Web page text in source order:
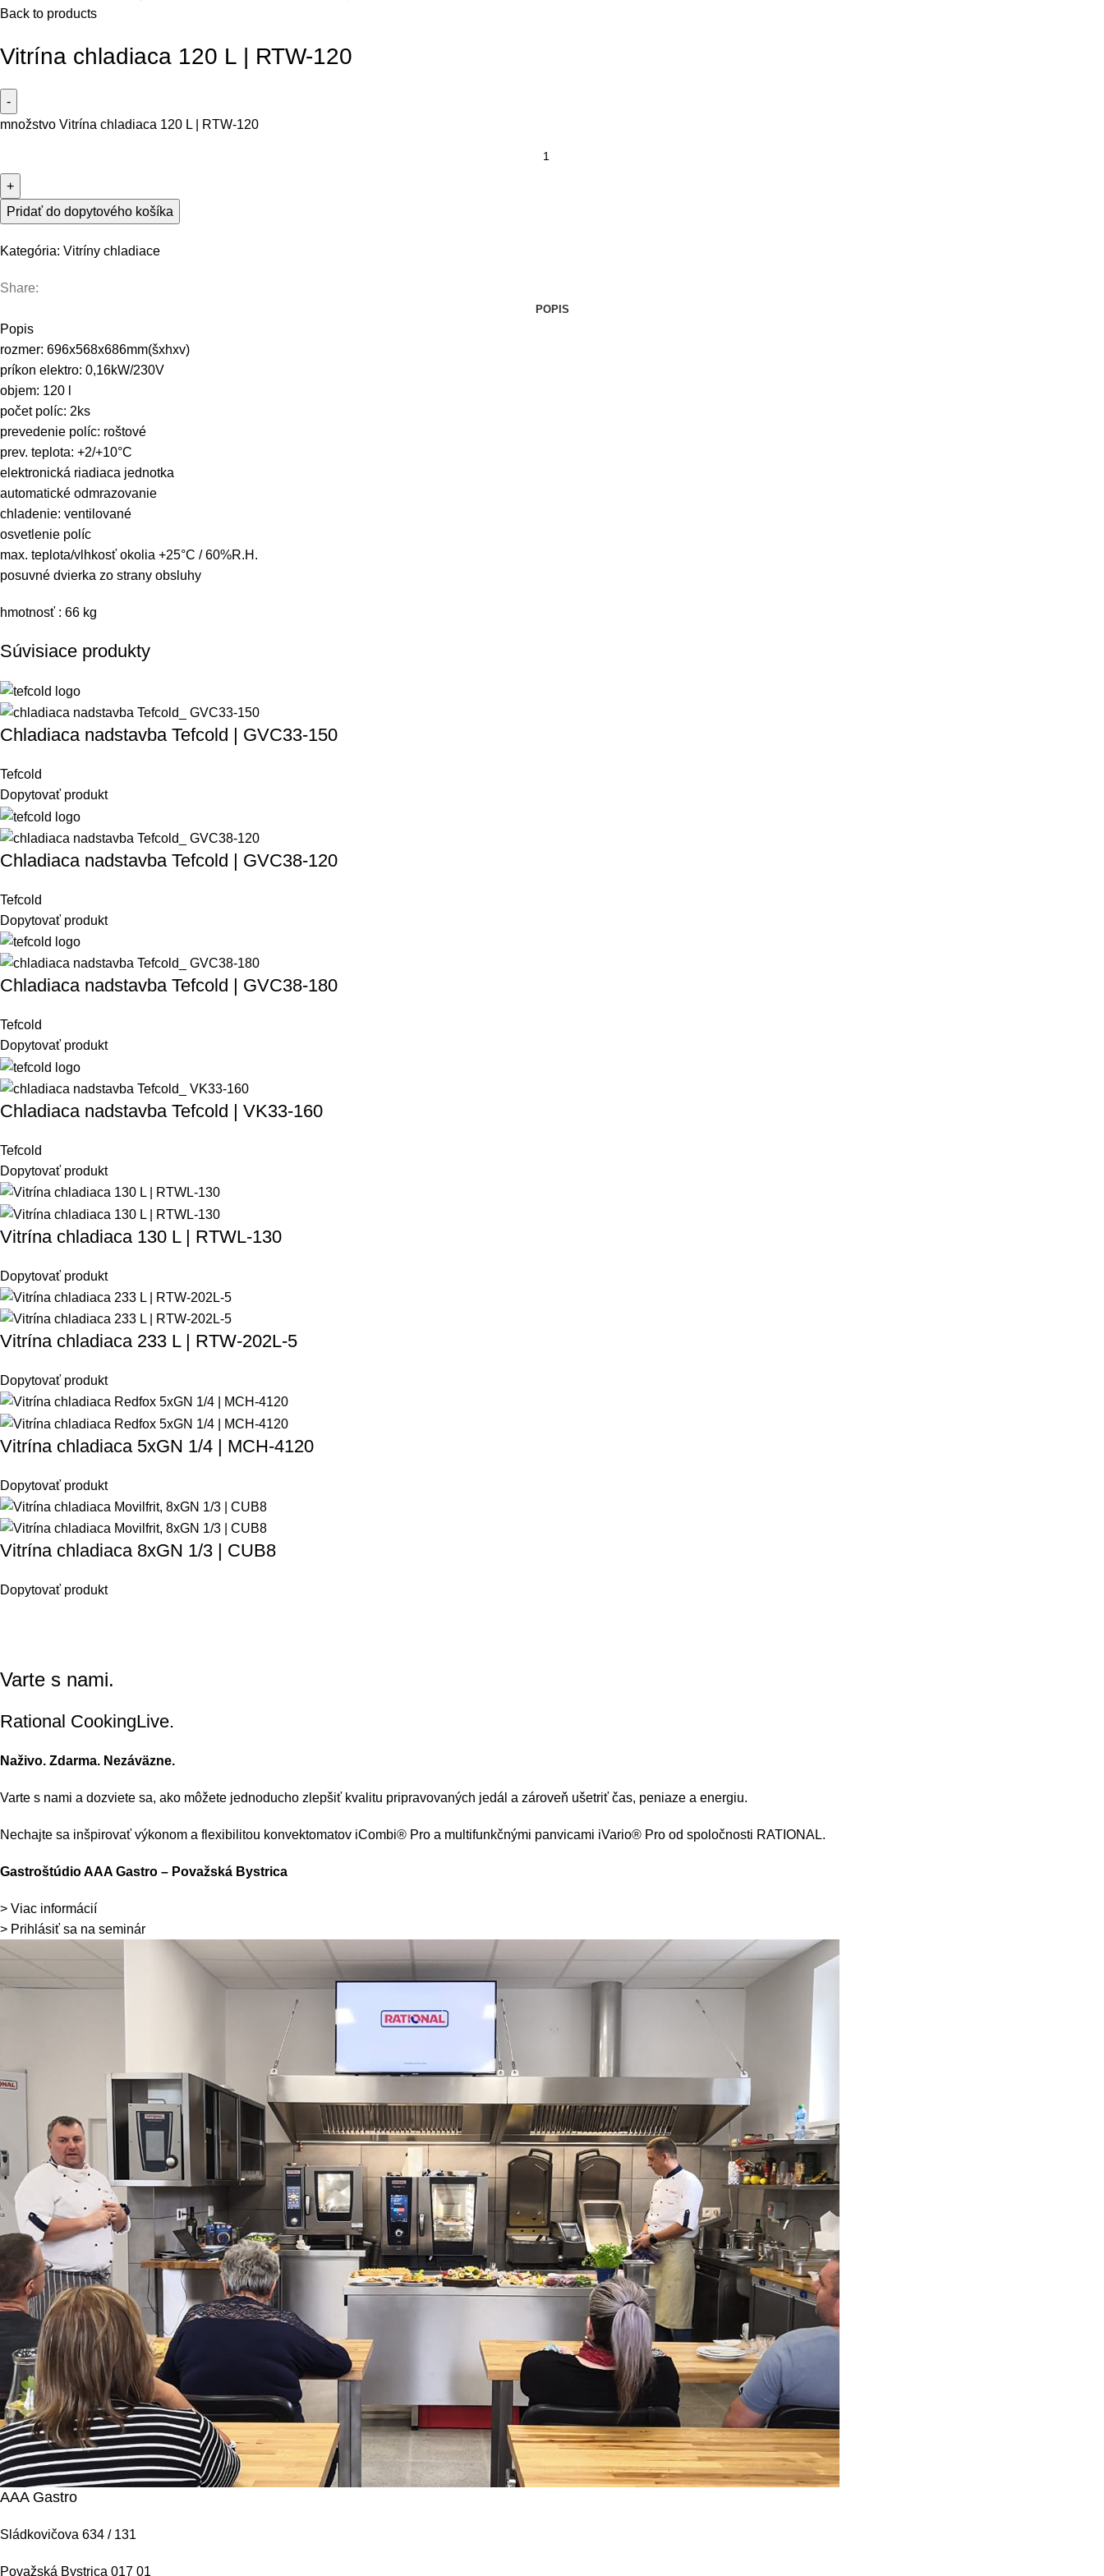
Back to products
Vitrína chladiaca 120 L | RTW-120
množstvo Vitrína chladiaca 120 L | RTW-120
Pridať do dopytového košíka
Kategória: Vitríny chladiace
Share:
POPIS
Popis
rozmer: 696x568x686mm(šxhxv)
príkon elektro: 0,16kW/230V
objem: 120 l
počet políc: 2ks
prevedenie políc: roštové
prev. teplota: +2/+10°C
elektronická riadiaca jednotka
automatické odmrazovanie
chladenie: ventilované
osvetlenie políc
max. teplota/vlhkosť okolia +25°C / 60%R.H.
posuvné dvierka zo strany obsluhy
hmotnosť : 66 kg
Súvisiace produkty
Chladiaca nadstavba Tefcold | GVC33-150
Tefcold
Dopytovať produkt
Chladiaca nadstavba Tefcold | GVC38-120
Tefcold
Dopytovať produkt
Chladiaca nadstavba Tefcold | GVC38-180
Tefcold
Dopytovať produkt
Chladiaca nadstavba Tefcold | VK33-160
Tefcold
Dopytovať produkt
Vitrína chladiaca 130 L | RTWL-130
Dopytovať produkt
Vitrína chladiaca 233 L | RTW-202L-5
Dopytovať produkt
Vitrína chladiaca 5xGN 1/4 | MCH-4120
Dopytovať produkt
Vitrína chladiaca 8xGN 1/3 | CUB8
Dopytovať produkt
Varte s nami.
Rational CookingLive​.
Naživo. Zdarma. Nezáväzne.
Varte s nami a dozviete sa, ako môžete jednoducho zlepšiť kvalitu pripravovaných jedál a zároveň ušetriť čas, peniaze a energiu.
Nechajte sa inšpirovať výkonom a flexibilitou konvektomatov iCombi® Pro a multifunkčnými panvicami iVario® Pro od spoločnosti RATIONAL.
Gastroštúdio AAA Gastro – Považská Bystrica
> Viac informácií
> Prihlásiť sa na seminár
AAA Gastro
Sládkovičova 634 / 131
Považská Bystrica 017 01